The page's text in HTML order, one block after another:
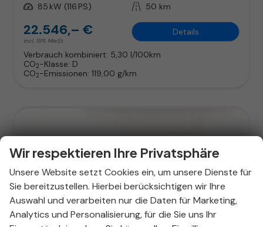
Leistung 85 kW (116 PS) Kilometerstand 50 km
22.546,– €
incl. 19% MwSt.
Details
Verbrauch kombiniert: 5,30 l/100km
CO2-Klasse: D
CO2-Emissionen: 119,00 g/km
Wir respektieren Ihre Privatsphäre
Unsere Website setzt Cookies ein, um unsere Dienste für
Sie bereitzustellen. Hierbei berücksichtigen wir Ihre
Auswahl und verarbeiten nur die Daten für Marketing,
Analytics und Personalisierung, für die Sie uns Ihr